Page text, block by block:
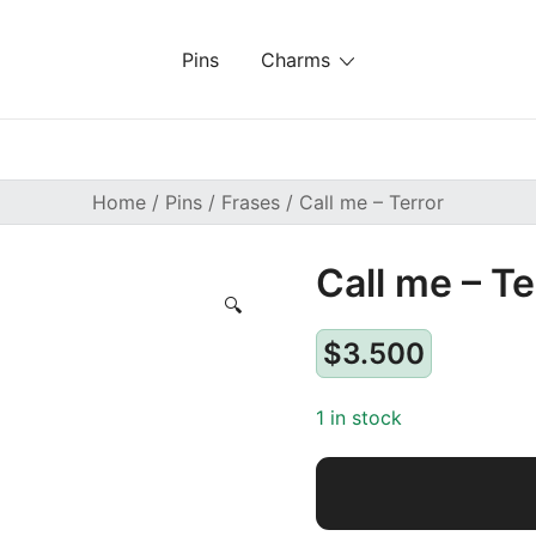
Pins Charms
Home / Pins / Frases / Call me – Terror
🔍 Call me –
$3.500
1 in stock